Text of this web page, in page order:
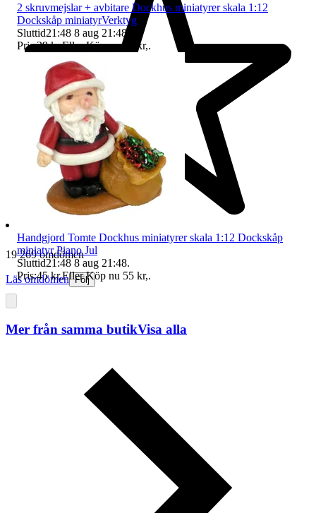
19 269 omdömen
Läs omdömen Följ
2 skruvmejslar + avbitare Dockhus miniatyrer skala 1:12
Dockskåp miniatyrVerktyg
Sluttid21:48 8 aug 21:48
Pris:29 kr,Eller Köp nu 37 kr,.
Handgjord Tomte Dockhus miniatyrer skala 1:12 Dockskåp
miniatyr Piano Jul
Sluttid21:48 8 aug 21:48.
Pris:45 kr,Eller Köp nu 55 kr,.
Mer från samma butikVisa alla